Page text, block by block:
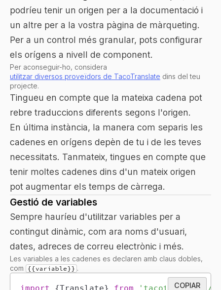
podríeu tenir un origen per a la documentació i
un altre per a la vostra pàgina de màrqueting.
Per a un control més granular, pots configurar
els orígens a nivell de component.
Per aconseguir-ho, considera
utilitzar diversos proveïdors de TacoTranslate dins del teu
projecte.
Tingueu en compte que la mateixa cadena pot
rebre traduccions diferents segons l'origen.
En última instància, la manera com separis les
cadenes en orígens depèn de tu i de les teves
necessitats. Tanmateix, tingues en compte que
tenir moltes cadenes dins d'un mateix origen
pot augmentar els temps de càrrega.
Gestió de variables
Sempre hauríeu d'utilitzar variables per a
contingut dinàmic, com ara noms d'usuari,
dates, adreces de correu electrònic i més.
Les variables a les cadenes es declaren amb claus dobles,
com
{{variable}} .
COPIAR